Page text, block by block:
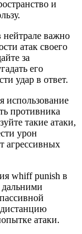
и
нейтрале важно
атак своего
за
его
удар в ответ.
использование
противника
такие атаки,
урон
агрессивных
whiff punish в
дальними
атаки.